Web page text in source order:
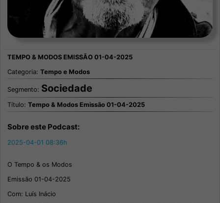
Categoria: Tempo e Modos
Segmento: Sociedade
Título: Tempo & Modos Emissão 01-04-2025
Sobre este Podcast:
2025-04-01 08:36h
O Tempo & os Modos
Emissão 01-04-2025
Com: Luís Inácio